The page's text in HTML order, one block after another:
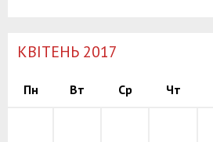
КВІТЕНЬ 2017
Пн Вт Ср Чт